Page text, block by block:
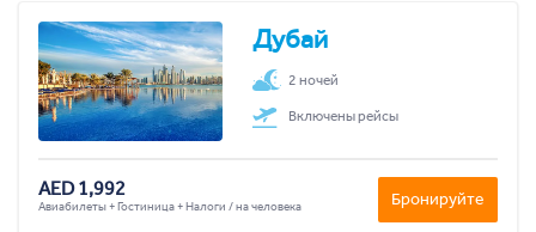
Дубай
2 ночей
Включены рейсы
AED 1,992
Авиабилеты + Гостиница + Налоги / на человека Бронируйте